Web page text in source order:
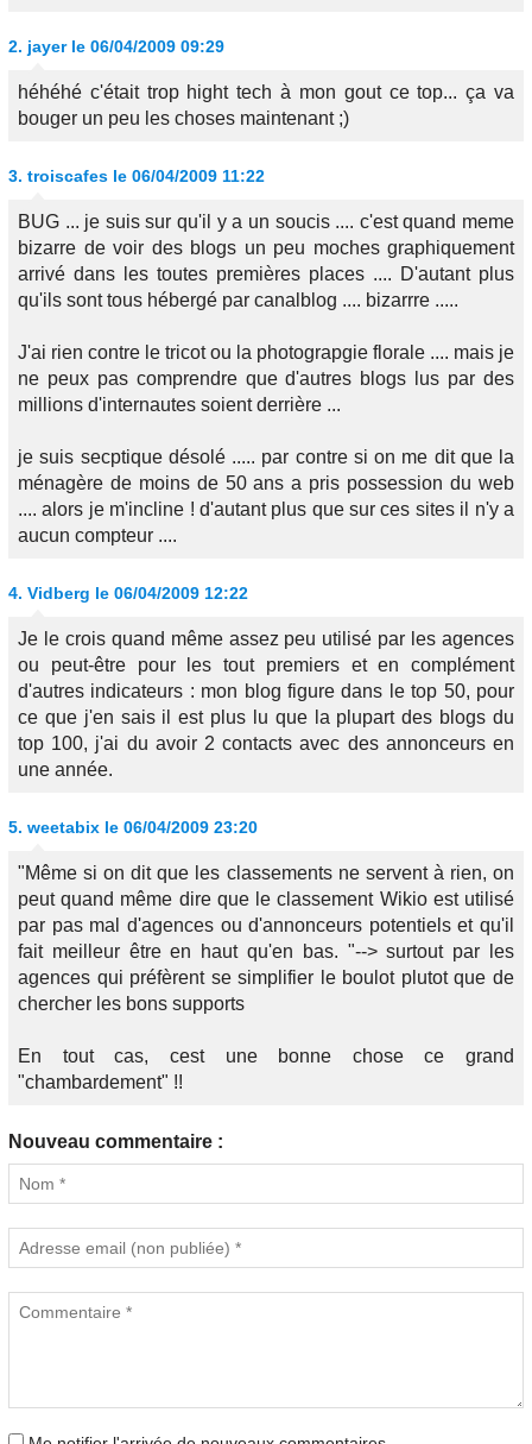
2. jayer le 06/04/2009 09:29
héhéhé c'était trop hight tech à mon gout ce top... ça va
bouger un peu les choses maintenant ;)
3. troiscafes le 06/04/2009 11:22
BUG ... je suis sur qu'il y a un soucis .... c'est quand meme
bizarre de voir des blogs un peu moches graphiquement
arrivé dans les toutes premières places .... D'autant plus
qu'ils sont tous hébergé par canalblog .... bizarrre .....
J'ai rien contre le tricot ou la photograpgie florale .... mais je
ne peux pas comprendre que d'autres blogs lus par des
millions d'internautes soient derrière ...
je suis secptique désolé ..... par contre si on me dit que la
ménagère de moins de 50 ans a pris possession du web
.... alors je m'incline ! d'autant plus que sur ces sites il n'y a
aucun compteur ....
4. Vidberg le 06/04/2009 12:22
Je le crois quand même assez peu utilisé par les agences
ou peut-être pour les tout premiers et en complément
d'autres indicateurs : mon blog figure dans le top 50, pour
ce que j'en sais il est plus lu que la plupart des blogs du
top 100, j'ai du avoir 2 contacts avec des annonceurs en
une année.
5. weetabix le 06/04/2009 23:20
"Même si on dit que les classements ne servent à rien, on
peut quand même dire que le classement Wikio est utilisé
par pas mal d'agences ou d'annonceurs potentiels et qu'il
fait meilleur être en haut qu'en bas. "--> surtout par les
agences qui préfèrent se simplifier le boulot plutot que de
chercher les bons supports
En tout cas, cest une bonne chose ce grand
"chambardement" !!
Nouveau commentaire :